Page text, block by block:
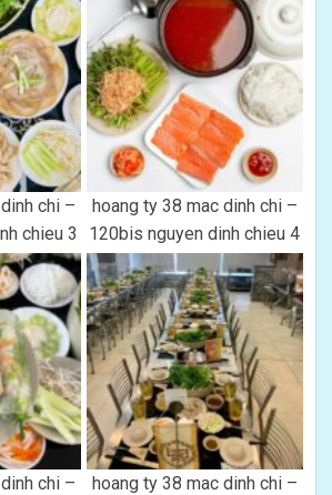
chi –
chieu 3
hoang ty 38 mac dinh chi –
120bis nguyen dinh chieu 4
chi –
hoang ty 38 mac dinh chi –